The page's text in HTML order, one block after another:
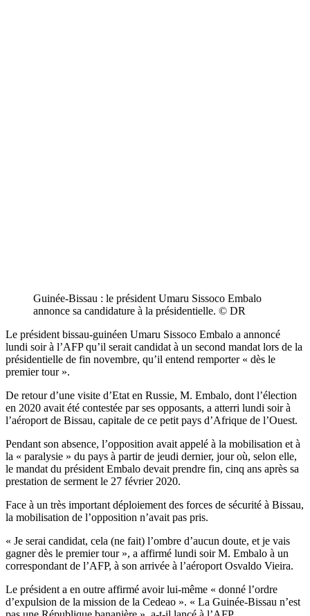
Guinée-Bissau : le président Umaru Sissoco Embalo
annonce sa candidature à la présidentielle. © DR
Le président bissau-guinéen Umaru Sissoco Embalo a annoncé
lundi soir à l’AFP qu’il serait candidat à un second mandat lors de la
présidentielle de fin novembre, qu’il entend remporter « dès le
premier tour ».
De retour d’une visite d’Etat en Russie, M. Embalo, dont l’élection
en 2020 avait été contestée par ses opposants, a atterri lundi soir à
l’aéroport de Bissau, capitale de ce petit pays d’Afrique de l’Ouest.
Pendant son absence, l’opposition avait appelé à la mobilisation et à
la « paralysie » du pays à partir de jeudi dernier, jour où, selon elle,
le mandat du président Embalo devait prendre fin, cinq ans après sa
prestation de serment le 27 février 2020.
Face à un très important déploiement des forces de sécurité à Bissau,
la mobilisation de l’opposition n’avait pas pris.
« Je serai candidat, cela (ne fait) l’ombre d’aucun doute, et je vais
gagner dès le premier tour », a affirmé lundi soir M. Embalo à un
correspondant de l’AFP, à son arrivée à l’aéroport Osvaldo Vieira.
Le président a en outre affirmé avoir lui-même « donné l’ordre
d’expulsion de la mission de la Cedeao ». « La Guinée-Bissau n’est